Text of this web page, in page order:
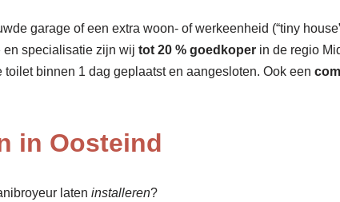
garage of een extra woon- of werkeenheid (“tiny
en specialisatie zijn wij tot 20 % goedkoper in de regio
binnen 1 dag geplaatst en aangesloten. Ook een
in Oosteind
laten installeren?